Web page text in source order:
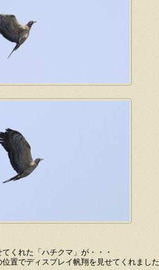
くれた「ハチクマ」が・・・
置でディスプレイ帆翔を見せてくれまし